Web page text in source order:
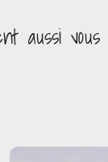
aussi